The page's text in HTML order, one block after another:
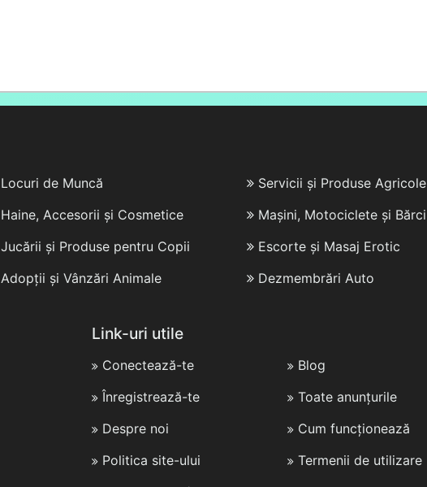
Locuri de Muncă
Haine, Accesorii și Cosmetice
Jucării și Produse pentru Copii
Adopții și Vânzări Animale
Servicii și Produse Agricole
Mașini, Motociclete și Bărci
Escorte și Masaj Erotic
Dezmembrări Auto
Link-uri utile
Conectează-te
Înregistrează-te
Despre noi
Politica site-ului
Blog
Toate anunțurile
Cum funcționează
Termenii de utilizare